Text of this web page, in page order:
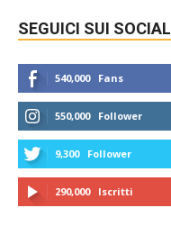
SEGUICI SUI SOCIAL
540,000 Fans
550,000 Follower
9,300 Follower
290,000 Iscritti